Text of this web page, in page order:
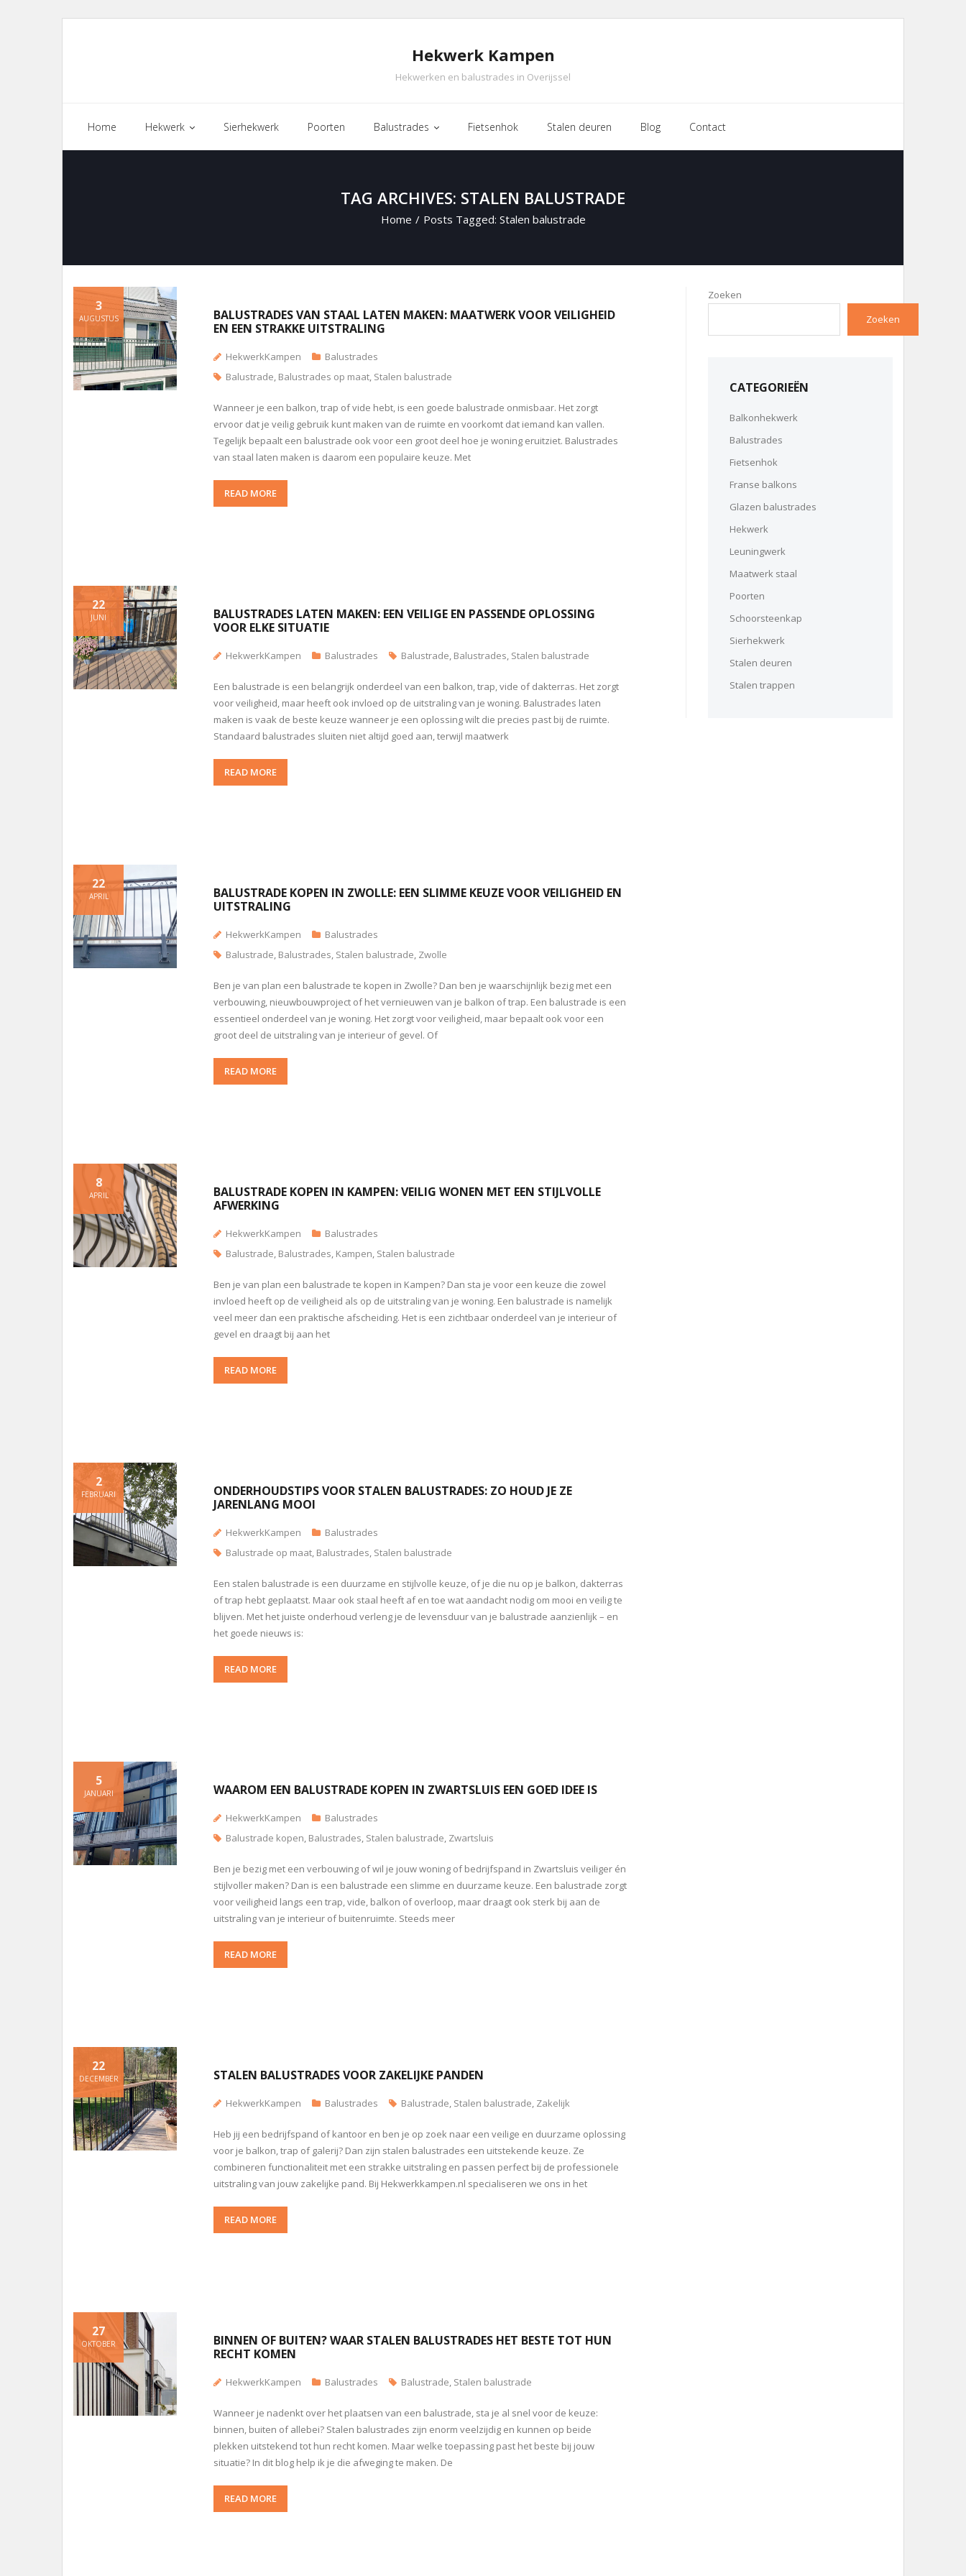
Hekwerk Kampen
Hekwerken en balustrades in Overijssel
Home Hekwerk Sierhekwerk Poorten Balustrades Fietsenhok Stalen deuren Blog Contact
TAG ARCHIVES: STALEN BALUSTRADE
Home / Posts Tagged: Stalen balustrade
BALUSTRADES VAN STAAL LATEN MAKEN: MAATWERK VOOR VEILIGHEID
EN EEN STRAKKE UITSTRALING
3
AUGUSTUS
HekwerkKampen
Balustrades
Balustrade, Balustrades op maat, Stalen balustrade
Wanneer je een balkon, trap of vide hebt, is een goede balustrade onmisbaar. Het zorgt
ervoor dat je veilig gebruik kunt maken van de ruimte en voorkomt dat iemand kan vallen.
Tegelijk bepaalt een balustrade ook voor een groot deel hoe je woning eruitziet. Balustrades
van staal laten maken is daarom een populaire keuze. Met
READ MORE
BALUSTRADES LATEN MAKEN: EEN VEILIGE EN PASSENDE OPLOSSING
VOOR ELKE SITUATIE
22
JUNI
HekwerkKampen Balustrades Balustrade, Balustrades, Stalen balustrade
Een balustrade is een belangrijk onderdeel van een balkon, trap, vide of dakterras. Het zorgt
voor veiligheid, maar heeft ook invloed op de uitstraling van je woning. Balustrades laten
maken is vaak de beste keuze wanneer je een oplossing wilt die precies past bij de ruimte.
Standaard balustrades sluiten niet altijd goed aan, terwijl maatwerk
READ MORE
BALUSTRADE KOPEN IN ZWOLLE: EEN SLIMME KEUZE VOOR VEILIGHEID EN
UITSTRALING
22
APRIL
HekwerkKampen
Balustrades
Balustrade, Balustrades, Stalen balustrade, Zwolle
Ben je van plan een balustrade te kopen in Zwolle? Dan ben je waarschijnlijk bezig met een
verbouwing, nieuwbouwproject of het vernieuwen van je balkon of trap. Een balustrade is een
essentieel onderdeel van je woning. Het zorgt voor veiligheid, maar bepaalt ook voor een
groot deel de uitstraling van je interieur of gevel. Of
READ MORE
BALUSTRADE KOPEN IN KAMPEN: VEILIG WONEN MET EEN STIJLVOLLE
AFWERKING
8
APRIL
HekwerkKampen
Balustrades
Balustrade, Balustrades, Kampen, Stalen balustrade
Ben je van plan een balustrade te kopen in Kampen? Dan sta je voor een keuze die zowel
invloed heeft op de veiligheid als op de uitstraling van je woning. Een balustrade is namelijk
veel meer dan een praktische afscheiding. Het is een zichtbaar onderdeel van je interieur of
gevel en draagt bij aan het
READ MORE
ONDERHOUDSTIPS VOOR STALEN BALUSTRADES: ZO HOUD JE ZE
JARENLANG MOOI
2
FEBRUARI
HekwerkKampen
Balustrades
Balustrade op maat, Balustrades, Stalen balustrade
Een stalen balustrade is een duurzame en stijlvolle keuze, of je die nu op je balkon, dakterras
of trap hebt geplaatst. Maar ook staal heeft af en toe wat aandacht nodig om mooi en veilig te
blijven. Met het juiste onderhoud verleng je de levensduur van je balustrade aanzienlijk – en
het goede nieuws is:
READ MORE
WAAROM EEN BALUSTRADE KOPEN IN ZWARTSLUIS EEN GOED IDEE IS
5
JANUARI
HekwerkKampen
Balustrades
Balustrade kopen, Balustrades, Stalen balustrade, Zwartsluis
Ben je bezig met een verbouwing of wil je jouw woning of bedrijfspand in Zwartsluis veiliger én
stijlvoller maken? Dan is een balustrade een slimme en duurzame keuze. Een balustrade zorgt
voor veiligheid langs een trap, vide, balkon of overloop, maar draagt ook sterk bij aan de
uitstraling van je interieur of buitenruimte. Steeds meer
READ MORE
STALEN BALUSTRADES VOOR ZAKELIJKE PANDEN
22
DECEMBER
HekwerkKampen Balustrades Balustrade, Stalen balustrade, Zakelijk
Heb jij een bedrijfspand of kantoor en ben je op zoek naar een veilige en duurzame oplossing
voor je balkon, trap of galerij? Dan zijn stalen balustrades een uitstekende keuze. Ze
combineren functionaliteit met een strakke uitstraling en passen perfect bij de professionele
uitstraling van jouw zakelijke pand. Bij Hekwerkkampen.nl specialiseren we ons in het
READ MORE
BINNEN OF BUITEN? WAAR STALEN BALUSTRADES HET BESTE TOT HUN
RECHT KOMEN
27
OKTOBER
HekwerkKampen Balustrades Balustrade, Stalen balustrade
Wanneer je nadenkt over het plaatsen van een balustrade, sta je al snel voor de keuze:
binnen, buiten of allebei? Stalen balustrades zijn enorm veelzijdig en kunnen op beide
plekken uitstekend tot hun recht komen. Maar welke toepassing past het beste bij jouw
situatie? In dit blog help ik je die afweging te maken. De
READ MORE
Zoeken
Zoeken
CATEGORIEËN
Balkonhekwerk
Balustrades
Fietsenhok
Franse balkons
Glazen balustrades
Hekwerk
Leuningwerk
Maatwerk staal
Poorten
Schoorsteenkap
Sierhekwerk
Stalen deuren
Stalen trappen